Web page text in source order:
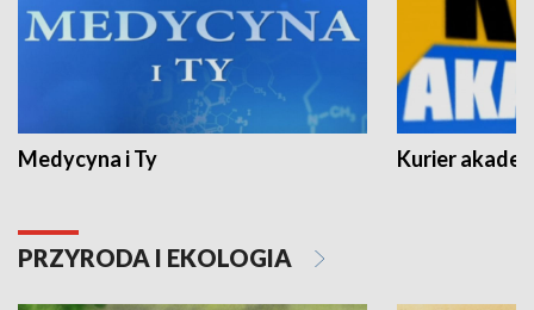
Medycyna i Ty Kurier
PRZYRODA I EKOLOGIA